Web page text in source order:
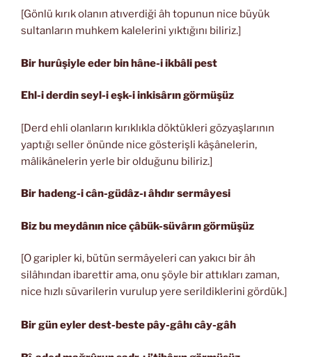
[Gönlü kırık olanın atıverdiği âh topunun nice büyük
sultanların muhkem kalelerini yıktığını biliriz.]
Bir hurûşiyle eder bin hâne-i ikbâli pest
Ehl-i derdin seyl-i eşk-i inkisârın görmüşüz
[Derd ehli olanların kırıklıkla döktükleri gözyaşlarının
yaptığı seller önünde nice gösterişli kâşânelerin,
mâlikânelerin yerle bir olduğunu biliriz.]
Bir hadeng-i cân-güdâz-ı âhdır sermâyesi
Biz bu meydânın nice çâbük-süvârın görmüşüz
[O garipler ki, bütün sermâyeleri can yakıcı bir âh
silâhından ibarettir ama, onu şöyle bir attıkları zaman,
nice hızlı süvarilerin vurulup yere serildiklerini gördük.]
Bir gün eyler dest-beste pây-gâhı cây-gâh